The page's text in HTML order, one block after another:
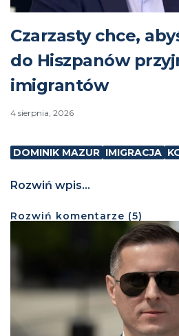
Czarzasty chce,
do Hiszpanów
imigrantów
4 sierpnia, 2026
DOMINIK MAZUR IMIGRACJA
Rozwiń wpis...
Rozwiń komentarze (5)